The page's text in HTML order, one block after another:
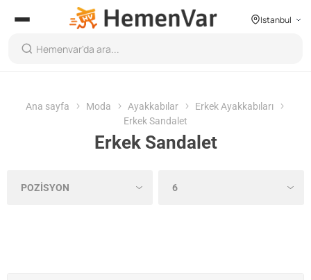
Istanbul
Ana sayfa Moda Ayakkabılar
Erkek Ayakkabıları
Erkek Sandalet
Erkek Sandalet